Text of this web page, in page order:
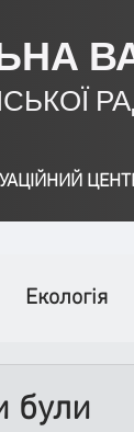
Екологія
були